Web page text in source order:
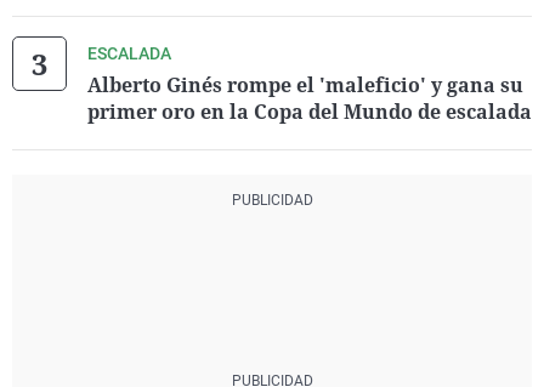
ESCALADA
Alberto Ginés rompe el 'maleficio' y gana su
primer oro en la Copa del Mundo de escalada